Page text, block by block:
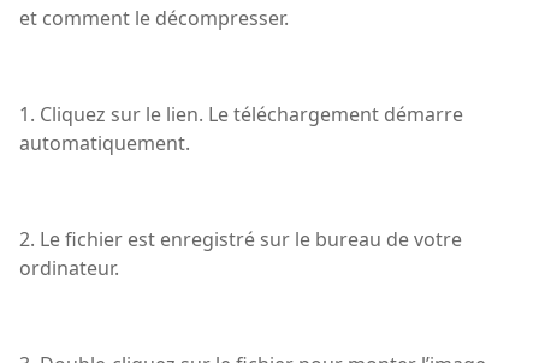
et comment le décompresser.
1. Cliquez sur le lien. Le téléchargement démarre
automatiquement.
2. Le fichier est enregistré sur le bureau de votre
ordinateur.